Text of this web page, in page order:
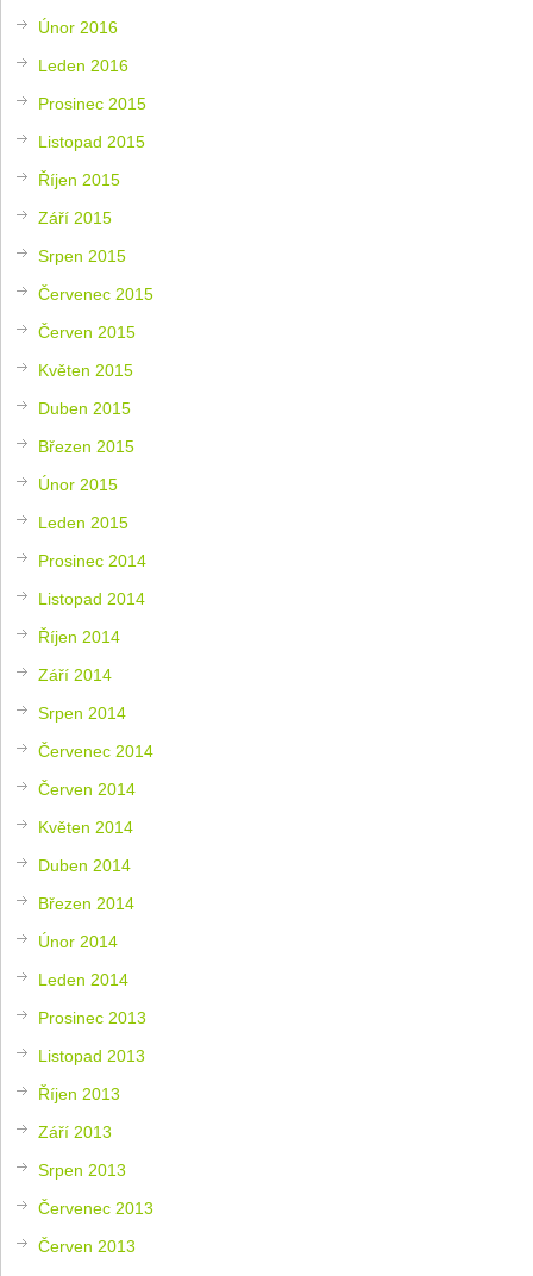
Únor 2016
Leden 2016
Prosinec 2015
Listopad 2015
Říjen 2015
Září 2015
Srpen 2015
Červenec 2015
Červen 2015
Květen 2015
Duben 2015
Březen 2015
Únor 2015
Leden 2015
Prosinec 2014
Listopad 2014
Říjen 2014
Září 2014
Srpen 2014
Červenec 2014
Červen 2014
Květen 2014
Duben 2014
Březen 2014
Únor 2014
Leden 2014
Prosinec 2013
Listopad 2013
Říjen 2013
Září 2013
Srpen 2013
Červenec 2013
Červen 2013